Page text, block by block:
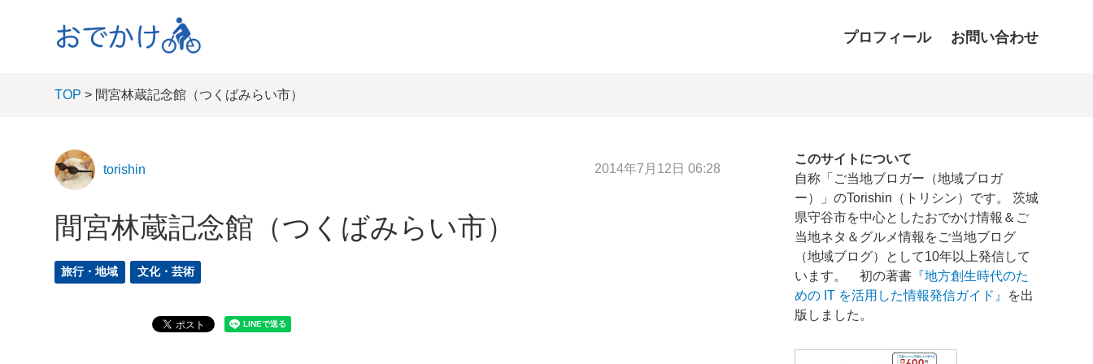
プロフィール お問い合わせ
TOP > 間宮林蔵記念館（つくばみらい市）
torishin 2014年7月12日 06:28
間宮林蔵記念館（つくばみらい市）
旅行・地域 文化・芸術
このサイトについて
自称「ご当地ブロガー（地域ブロガ
ー）」のTorishin（トリシン）です。 茨城
県守谷市を中心としたおでかけ情報＆ご
当地ネタ＆グルメ情報をご当地ブログ
（地域ブログ）として10年以上発信して
います。 初の著書『地方創生時代のた
めの IT を活用した情報発信ガイド』
を出
版しました。